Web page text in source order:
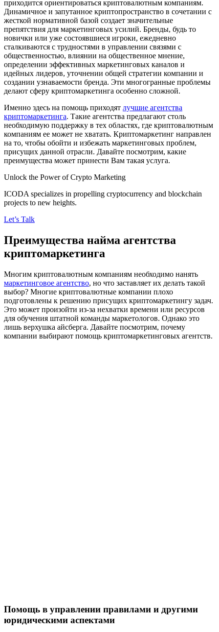
приходится ориентироваться криптовалютным компаниям.
Динамичное и запутанное криптопространство в сочетании с
жесткой нормативной базой создает значительные
препятствия для маркетинговых усилий. Бренды, будь то
новички или уже состоявшиеся игроки, ежедневно
сталкиваются с трудностями в управлении связями с
общественностью, влиянии на общественное мнение,
определении эффективных маркетинговых каналов и
идейных лидеров, уточнении общей стратегии компании и
создании узнаваемости бренда. Эти многогранные проблемы
делают сферу криптомаркетинга особенно сложной.
Именно здесь на помощь приходят лучшие агентства
криптомаркетинга. Такие агентства предлагают столь
необходимую поддержку в тех областях, где криптовалютным
компаниям ее может не хватать. Криптомаркетинг направлен
на то, чтобы обойти и избежать маркетинговых проблем,
присущих данной отрасли. Давайте посмотрим, какие
преимущества может принести Вам такая услуга.
Unlock the Power of Crypto Marketing
ICODA specializes in propelling cryptocurrency and blockchain
projects to new heights.
Let’s Talk
Преимущества найма агентства
криптомаркетинга
Многим криптовалютным компаниям необходимо нанять
маркетинговое агентство, но что заставляет их делать такой
выбор? Многие криптовалютные компании плохо
подготовлены к решению присущих криптомаркетингу задач.
Это может произойти из-за нехватки времени или ресурсов
для обучения штатной команды маркетологов. Однако это
лишь верхушка айсберга. Давайте посмотрим, почему
компании выбирают помощь криптомаркетинговых агентств.
Помощь в управлении правилами и другими
юридическими аспектами